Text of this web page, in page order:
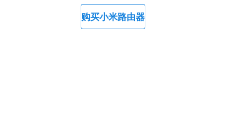
购买小米路由器